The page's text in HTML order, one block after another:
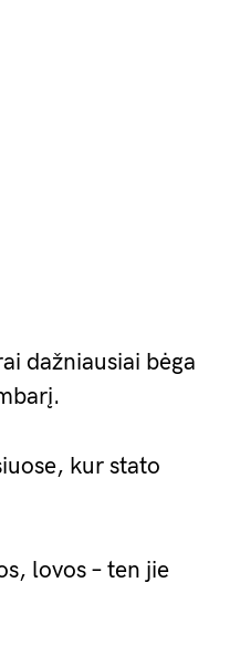
dažniausiai bėga
kur stato
lovos – ten jie